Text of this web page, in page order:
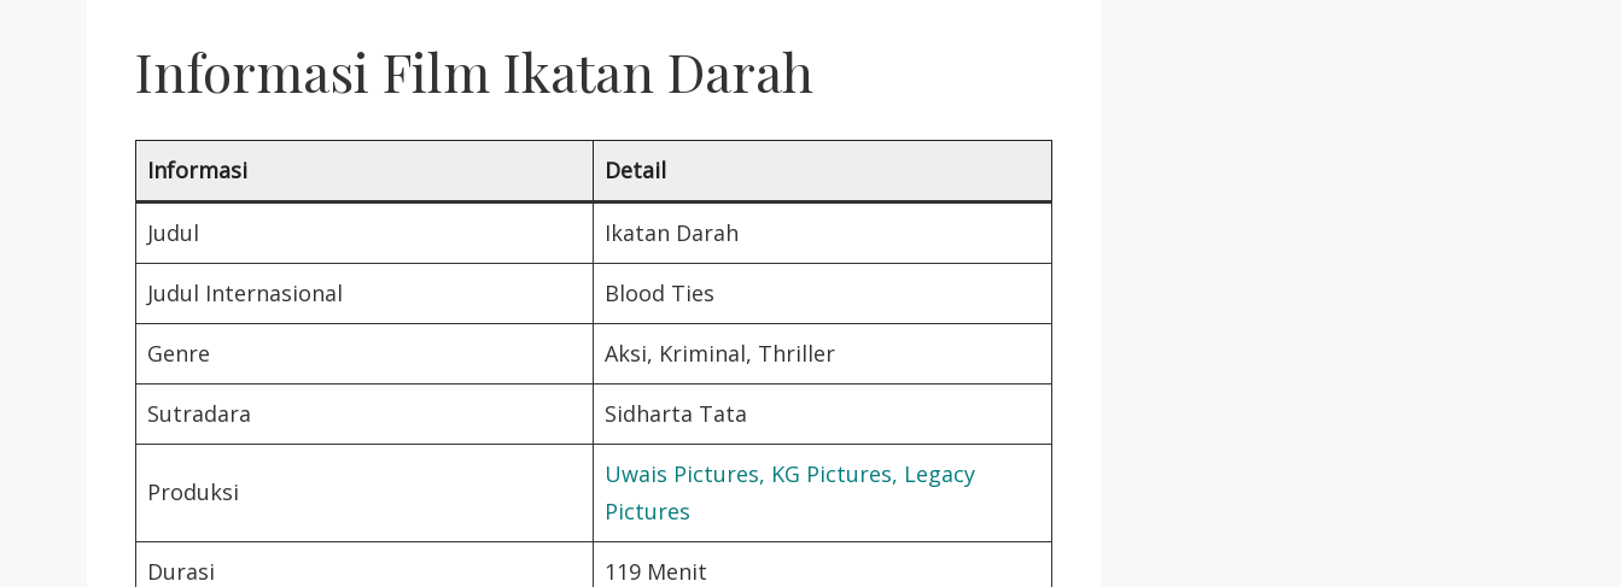
Informasi Film Ikatan Darah
Informasi Detail
Judul Ikatan Darah
Judul Internasional Blood Ties
Genre Aksi, Kriminal, Thriller
Sutradara Sidharta Tata
Produksi
Uwais Pictures, KG Pictures, Legacy
Pictures
Durasi 119 Menit